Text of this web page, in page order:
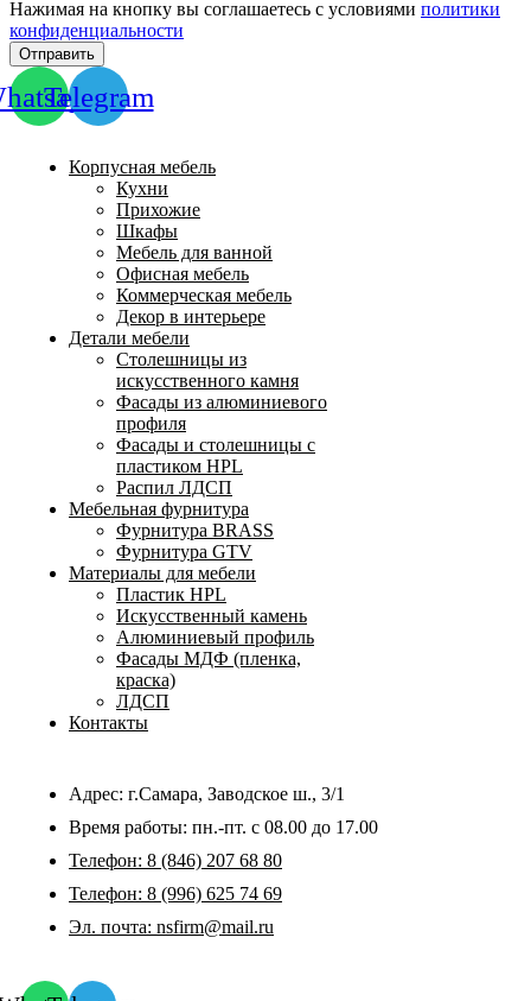
Нажимая на кнопку вы соглашаетесь с условиями политики
конфиденциальности
Отправить
Telegram
Корпусная мебель
Кухни
Прихожие
Шкафы
Мебель для ванной
Офисная мебель
Коммерческая мебель
Декор в интерьере
Детали мебели
Столешницы из
искусственного камня
Фасады из алюминиевого
профиля
Фасады и столешницы с
пластиком HPL
Распил ЛДСП
Мебельная фурнитура
Фурнитура BRASS
Фурнитура GTV
Материалы для мебели
Пластик HPL
Искусственный камень
Алюминиевый профиль
Фасады МДФ (пленка,
краска)
ЛДСП
Контакты
Адрес: г.Самара, Заводское ш., 3/1
Время работы: пн.-пт. с 08.00 до 17.00
Телефон: 8 (846) 207 68 80
Телефон: 8 (996) 625 74 69
Эл. почта: nsfirm@mail.ru